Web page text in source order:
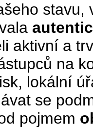
stavu,
aktivní a
na
lokální
se
pojmem